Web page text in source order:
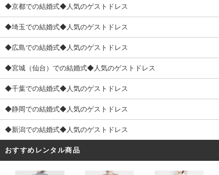
◆京都での結婚式◆人気のゲストドレス
◆埼玉での結婚式◆人気のゲストドレス
◆広島での結婚式◆人気のゲストドレス
◆宮城（仙台）での結婚式◆人気のゲストドレス
◆千葉での結婚式◆人気のゲストドレス
◆静岡での結婚式◆人気のゲストドレス
◆新潟での結婚式◆人気のゲストドレス
おすすめレンタル商品